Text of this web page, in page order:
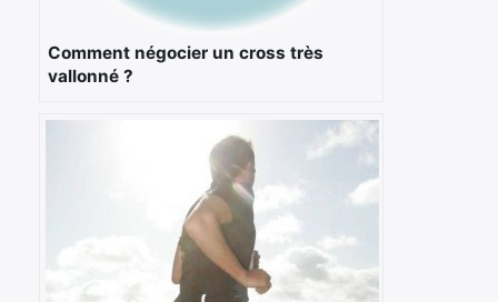
Comment négocier un cross très
vallonné ?